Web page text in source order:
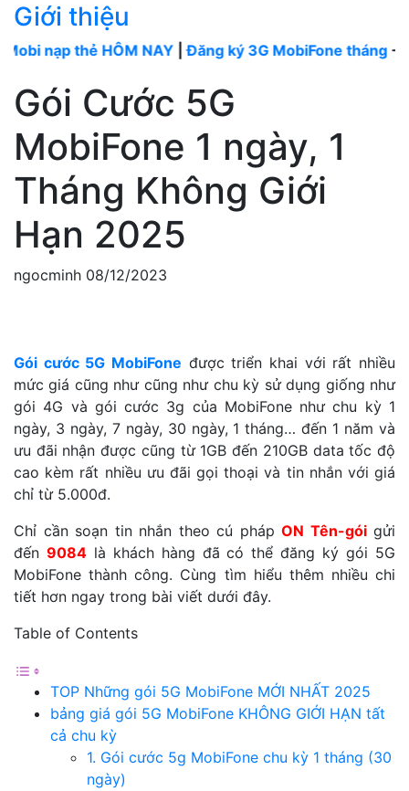
Giới thiệu
thẻ HÔM NAY|Đăng ký 3G MobiFone tháng----
Gói Cước 5G
MobiFone 1 ngày, 1
Tháng Không Giới
Hạn 2025
ngocminh 08/12/2023
Gói cước 5G MobiFone được triển khai với rất nhiều
mức giá cũng như cũng như chu kỳ sử dụng giống như
gói 4G và gói cước 3g của MobiFone như chu kỳ 1
ngày, 3 ngày, 7 ngày, 30 ngày, 1 tháng… đến 1 năm và
ưu đãi nhận được cũng từ 1GB đến 210GB data tốc độ
cao kèm rất nhiều ưu đãi gọi thoại và tin nhắn với giá
chỉ từ 5.000đ.
Chỉ cần soạn tin nhắn theo cú pháp ON Tên-gói gửi
đến 9084 là khách hàng đã có thể đăng ký gói 5G
MobiFone thành công. Cùng tìm hiểu thêm nhiều chi
tiết hơn ngay trong bài viết dưới đây.
Table of Contents
TOP Những gói 5G MobiFone MỚI NHẤT 2025
bảng giá gói 5G MobiFone KHÔNG GIỚI HẠN tất
cả chu kỳ
1. Gói cước 5g MobiFone chu kỳ 1 tháng (30
ngày)